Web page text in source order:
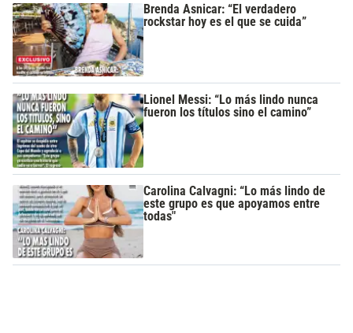
Brenda Asnicar: “El verdadero
rockstar hoy es el que se cuida”
Lionel Messi: “Lo más lindo nunca
fueron los títulos sino el camino”
Carolina Calvagni: “Lo más lindo de
este grupo es que apoyamos entre
todas"